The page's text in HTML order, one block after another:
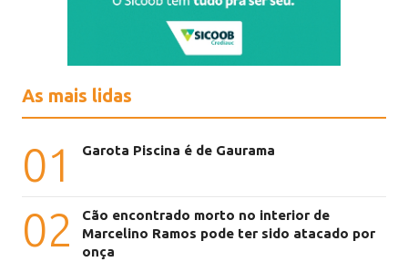
As mais lidas
01 Garota Piscina é de Gaurama
02
Cão encontrado morto no interior de
Marcelino Ramos pode ter sido atacado por
onça